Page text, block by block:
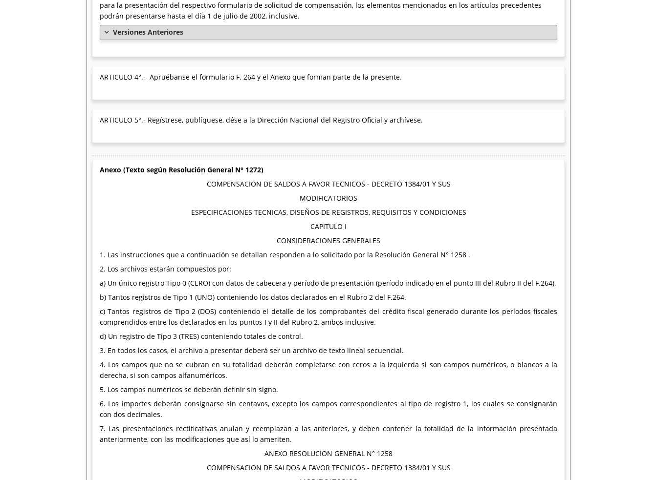
para la presentación del respectivo formulario de solicitud de compensación, los elementos mencionados en los artículos precedentes
podrán presentarse hasta el día 1 de julio de 2002, inclusive.
Versiones Anteriores
ARTICULO 4°.- Apruébanse el formulario F. 264 y el Anexo que forman parte de la presente.
ARTICULO 5°.- Regístrese, publíquese, dése a la Dirección Nacional del Registro Oficial y archívese.
Anexo (Texto según Resolución General N° 1272)
COMPENSACION DE SALDOS A FAVOR TECNICOS - DECRETO 1384/01 Y SUS
MODIFICATORIOS
ESPECIFICACIONES TECNICAS, DISEÑOS DE REGISTROS, REQUISITOS Y CONDICIONES
CAPITULO I
CONSIDERACIONES GENERALES
1. Las instrucciones que a continuación se detallan responden a lo solicitado por la Resolución General N° 1258 .
2. Los archivos estarán compuestos por:
a) Un único registro Tipo 0 (CERO) con datos de cabecera y período de presentación (período indicado en el punto III del Rubro II del F.264).
b) Tantos registros de Tipo 1 (UNO) conteniendo los datos declarados en el Rubro 2 del F.264.
c) Tantos registros de Tipo 2 (DOS) conteniendo el detalle de los comprobantes del crédito fiscal generado durante los períodos fiscales
comprendidos entre los declarados en los puntos I y II del Rubro 2, ambos inclusive.
d) Un registro de Tipo 3 (TRES) conteniendo totales de control.
3. En todos los casos, el archivo a presentar deberá ser un archivo de texto lineal secuencial.
4. Los campos que no se cubran en su totalidad deberán completarse con ceros a la izquierda si son campos numéricos, o blancos a la
derecha, si son campos alfanuméricos.
5. Los campos numéricos se deberán definir sin signo.
6. Los importes deberán consignarse sin centavos, excepto los campos correspondientes al tipo de registro 1, los cuales se consignarán
con dos decimales.
7. Las presentaciones rectificativas anulan y reemplazan a las anteriores, y deben contener la totalidad de la información presentada
anteriormente, con las modificaciones que así lo ameriten.
ANEXO RESOLUCION GENERAL N° 1258
COMPENSACION DE SALDOS A FAVOR TECNICOS - DECRETO 1384/01 Y SUS